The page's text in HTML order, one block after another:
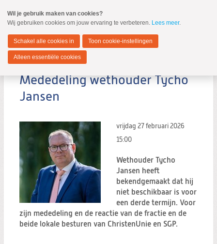
naar
Spring
de
inhoud
Spring
naar
hoofdmenu
Zwijndrecht
MENU
Mededeling wethouder Tycho
Jansen
vrijdag 27 februari 2026
15:00
Wethouder Tycho
Jansen heeft
bekendgemaakt dat hij
niet beschikbaar is voor
een derde termijn. Voor
zijn mededeling en de reactie van de fractie en de
beide lokale besturen van ChristenUnie en SGP.
Wil je gebruik maken van cookies?
Wij gebruiken cookies om jouw ervaring te verbeteren. Lees meer.
Schakel alle cookies in Toon cookie-instellingen
Alleen essentiële cookies